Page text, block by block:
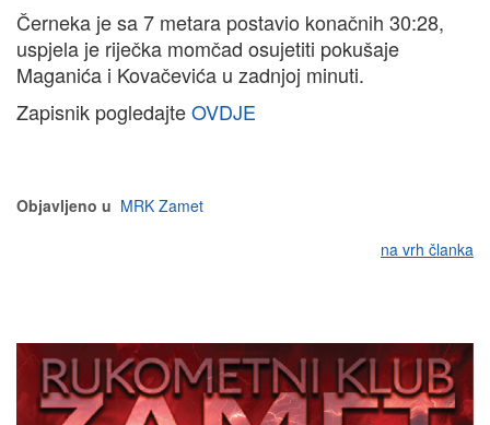
Černeka je sa 7 metara postavio konačnih 30:28,
uspjela je riječka momčad osujetiti pokušaje
Maganića i Kovačevića u zadnjoj minuti.
Zapisnik pogledajteOVDJE
Objavljeno u MRK Zamet
na vrh članka